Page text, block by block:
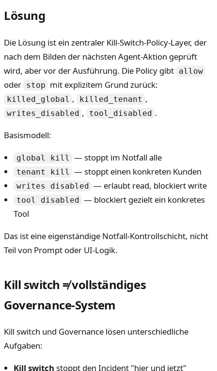
Lösung
Die Lösung ist ein zentraler Kill-Switch-Policy-Layer, der
nach dem Bilden der nächsten Agent-Aktion geprüft
wird, aber vor der Ausführung. Die Policy gibt allow
oder stop mit explizitem Grund zurück:
killed_global , killed_tenant ,
writes_disabled , tool_disabled .
Basismodell:
global kill — stoppt im Notfall alle
tenant kill — stoppt einen konkreten Kunden
writes disabled — erlaubt read, blockiert write
tool disabled — blockiert gezielt ein konkretes
Tool
Das ist eine eigenständige Notfall-Kontrollschicht, nicht
Teil von Prompt oder UI-Logik.
Kill switch ≠ vollständiges
Governance-System
Kill switch und Governance lösen unterschiedliche
Aufgaben:
Kill switch stoppt den Incident "hier und jetzt"